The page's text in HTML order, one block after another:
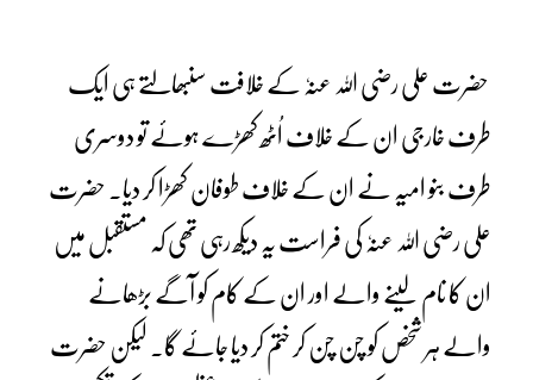
حضرت علی رضی اللہ عنہٗ کے خلافت سنبھالتے ہی ایک
طرف خارجی ان کے خلاف اُٹھ کھڑے ہوئے تو دوسری
طرف بنو امیہ نے ان کے خلاف طوفان کھڑا کر دیا۔ حضرت
علی رضی اللہ عنہٗ کی فراست یہ دیکھ رہی تھی کہ مستقبل میں
ان کا نام لینے والے اور ان کے کام کو آگے بڑھانے
والے ہر شخص کو چن چن کر ختم کر دیا جائے گا۔ لیکن حضرت